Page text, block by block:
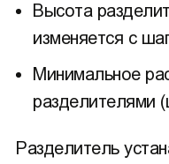
Высота
изменяется с
Минимальное
разделителями
Разделитель